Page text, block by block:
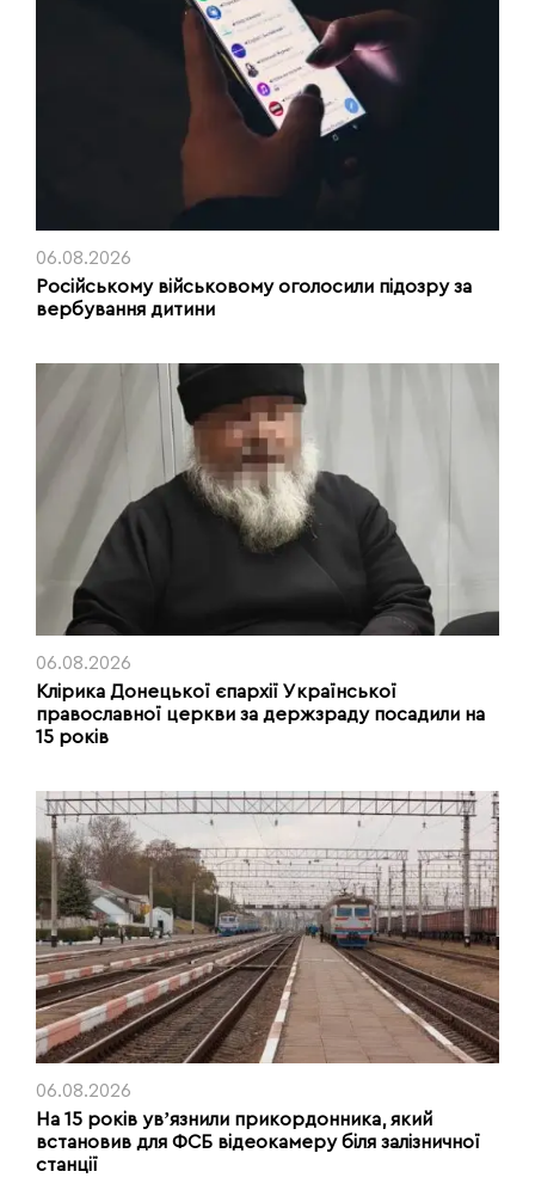
06.08.2026
Російському військовому оголосили підозру за
вербування дитини
06.08.2026
Клірика Донецької єпархії Української
православної церкви за держзраду посадили на
15 років
06.08.2026
На 15 років увʼязнили прикордонника, який
встановив для ФСБ відеокамеру біля залізничної
станції